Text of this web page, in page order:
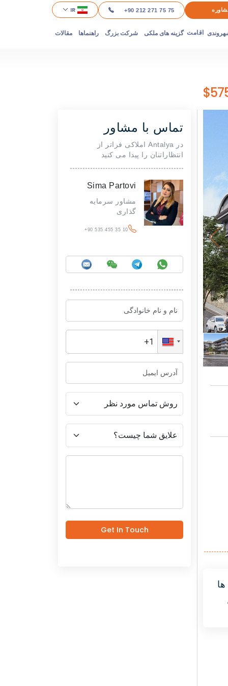
+90 212 271 75 75
IR
اقامت گزینه های ملکی شرکت بزرگ راهنماها مقالات
تماس با مشاور
در Antalya املاکی فراتر از
انتظاراتنان را پیدا می کنید
Sima Partovi
مشاور سرمایه
گذاری
+90 535 455 35 10
Get In Touch